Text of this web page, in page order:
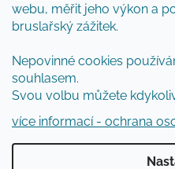
webu, měřit jeho výkon a
bruslařský zážitek.
Nepovinné cookies
souhlasem.
Svou volbu můžete
více informací - ochrana
E-mail
Vložením e-mailu
ochrany osobních údajů
PŘIHLÁSIT SE